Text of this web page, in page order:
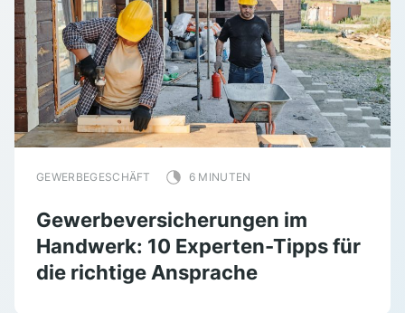
GEWERBEGESCHÄFT 6 MINUTEN
Gewerbeversicherungen im
Handwerk: 10 Experten-Tipps für
die richtige Ansprache